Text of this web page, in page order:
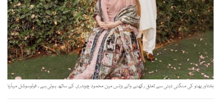
بختاور بھٹو کی منگنی دبئی سے تعلق رکھنے والے بزنس مین محمود چوہدری کے ساتھ ہوئی ہے ۔ فوٹوسوشل میڈیا